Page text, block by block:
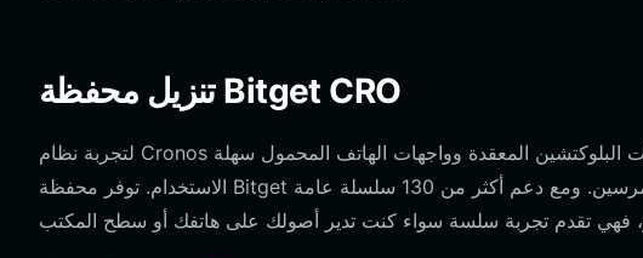
تنزيل محفظة Bitget CRO
لتجربة نظام Cronos البيئي بالكامل، تحتاج إلى أداة تسد الفجوة بين بروتوكولات البلوكتشين المعقدة وواجهات الهاتف المحمول سهلة
الاستخدام. توفر محفظة Bitget حلاً قوياً ولامركزياً مصمماً لكل من المبتدئين والمتداولين المتمرسين. ومع دعم أكثر من 130 سلسلة عامة